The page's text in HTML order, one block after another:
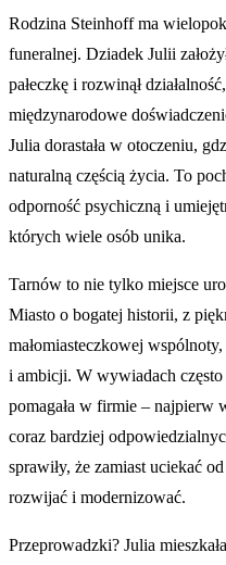
Rodzina Steinhoff ma
funeralnej. Dziadek Julii
pałeczkę i rozwinął
międzynarodowe
Julia dorastała w otoczeniu,
naturalną częścią życia. To
odporność psychiczną i
których wiele osób unika.
Tarnów to nie tylko miejsce
Miasto o bogatej historii, z
małomiasteczkowej
i ambicji. W wywiadach
pomagała w firmie – najpierw
coraz bardziej
sprawiły, że zamiast uciekać
rozwijać i modernizować.
Przeprowadzki? Julia